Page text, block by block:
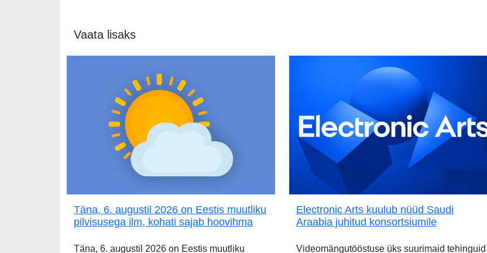
Vaata lisaks
Täna, 6. augustil 2026 on Eestis muutliku
pilvisusega ilm, kohati sajab hoovihma
Täna, 6. augustil 2026 on Eestis muutliku
Electronic Arts kuulub nüüd Saudi
Araabia juhitud konsortsiumile
Videomängutööstuse üks suurimaid tehinguid